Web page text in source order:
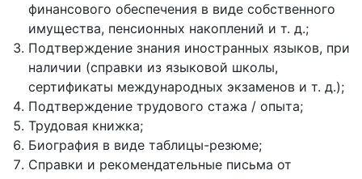
финансового обеспечения в виде собственного
имущества, пенсионных накоплений и т. д.;
Подтверждение знания иностранных языков, при
наличии (справки из языковой школы,
сертификаты международных экзаменов и т. д.);
Подтверждение трудового стажа / опыта;
Трудовая книжка;
Биография в виде таблицы-резюме;
Справки и рекомендательные письма от